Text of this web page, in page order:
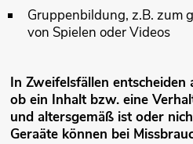
Gruppenbildung, z.B. zum
von Spielen oder Videos
In Zweifelsfällen
ob ein Inhalt bzw. eine
und altersgemäß ist oder
Geraäte können bei